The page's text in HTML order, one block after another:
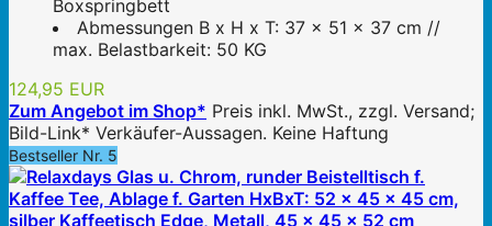
Boxspringbett
Abmessungen B x H x T: 37 x 51 x 37 cm //
max. Belastbarkeit: 50 KG
124,95 EUR
Zum Angebot im Shop* Preis inkl. MwSt., zzgl. Versand;
Bild-Link* Verkäufer-Aussagen. Keine Haftung
Bestseller Nr. 5